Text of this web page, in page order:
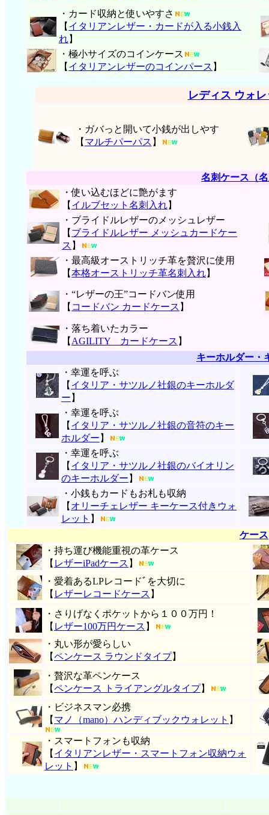
・カード収納と使いやすさ
【 イタリアンレザー・ カードが入る小銭入
れ】
・極小サイズのコインケース
【 イタリアンレザーのコインパース 】
レディス ウォ
・ガバっと開いて小銭が出しやす
【 マルチパーパス 】
名刺ケース（
・使い込むほどに艶がます
【 イルブセット名刺入れ】
・ブライドルレザーのメッシュレザー
【 ブライドルレザー メッシュカードケー
ス 】
・最高級オーストリッチ革を贅沢に使用
【本格オーストリッチ革名刺入れ】
・“レザーの王”コードバン使用
【 コードバン カードケース 】
・落ち着いたカラー
【 AGILITY カードケース 】
キーホルダー・
・幸運を呼ぶ
【 イタリア・サツルノ社銀のキーホルダ
ー 】
・幸運を呼ぶ
【 イタリア・サツルノ社銀の音符のキー
ホルダー 】
・幸運を呼ぶ
【 イタリア・サツルノ社銀のバイオリン
のキーホルダー 】
・小銭もカードもお札も収納
【 オリーチェレザー キーケース付きウォ
レット 】
ケース
・持ち運び機能重視の革ケース
【 レザーiPadケース 】
・愛着あるLPレコードﾞを大切に
【 レザーレコードケース 】
・さりげなくポケットから１００万円！
【 レザー100万円ケース 】
・丸い形が愛らしい
【ペンケース ラウンドタイプ】
・贅沢な革ペンケース
【ペンケース トライアングルタイプ】
・ビジネスマン必携
【 マノ（mano）ハンディブックウォレット 】
・スマートフォンも収納
【 イタリアンレザー・スマートフォン収納ウォ
レット 】